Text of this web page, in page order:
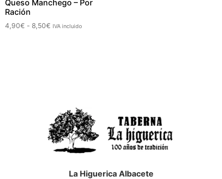
Queso Manchego – Por
Ración
4,90€ - 8,50€ IVA incluido
La Higuerica Albacete